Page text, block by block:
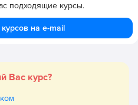
подходящие курсы.
на e-mail
Вас курс?